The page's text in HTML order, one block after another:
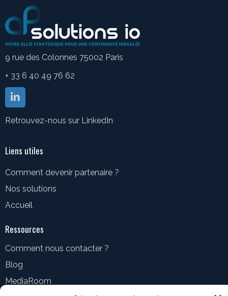
9 rue des Colonnes 75002 Paris
+ 33 6 40 49 76 62
Retrouvez-nous sur LinkedIn
Liens utiles
Comment devenir partenaire ?
Nos solutions
Accueil
Ressources
Comment nous contacter ?
Blog
MediaRoom